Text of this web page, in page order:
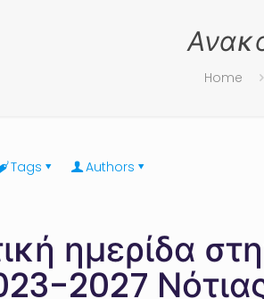
Home
Tags Authors
ημερίδα
2027